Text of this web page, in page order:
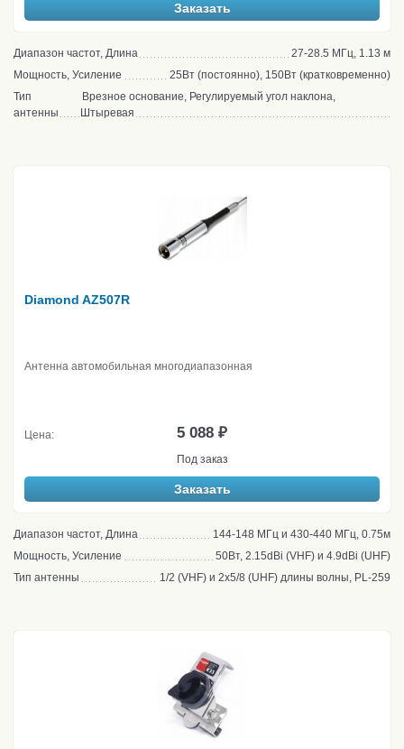
Заказать
Диапазон частот, Длина
27-28.5 МГц, 1.13 м
Мощность, Усиление
25Вт (постоянно), 150Вт (кратковременно)
Тип
антенны
Врезное основание, Регулируемый угол наклона,
Штыревая
Diamond AZ507R
Антенна автомобильная многодиапазонная
Цена: 5 088 ₽
Под заказ
Заказать
Диапазон частот, Длина
144-148 МГц и 430-440 МГц, 0.75м
Мощность, Усиление
50Вт, 2.15dBi (VHF) и 4.9dBi (UHF)
Тип антенны
1/2 (VHF) и 2х5/8 (UHF) длины волны, PL-259